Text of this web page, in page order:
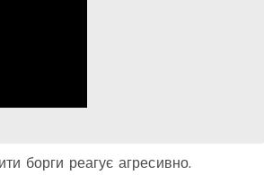
борги реагує агресивно.